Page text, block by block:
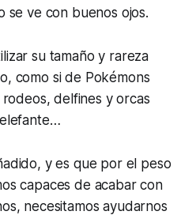
se ve con buenos ojos.
su tamaño y rareza
como si de Pokémons
delfines y orcas
y es que por el peso
capaces de acabar con
necesitamos ayudarnos